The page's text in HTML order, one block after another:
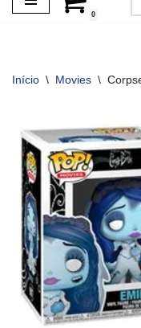
0
Início \ Movies \